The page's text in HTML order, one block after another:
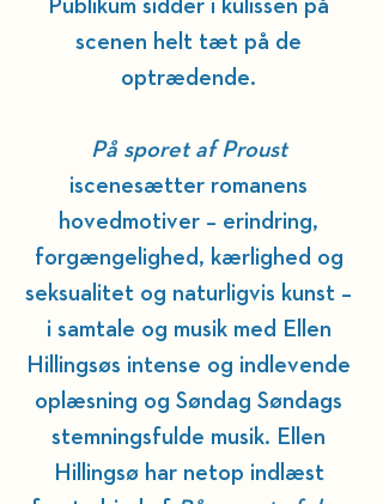
Publikum sidder i kulissen på
scenen helt tæt på de
optrædende.
På sporet af Proust
iscenesætter romanens
hovedmotiver – erindring,
forgængelighed, kærlighed og
seksualitet og naturligvis kunst –
i samtale og musik med Ellen
Hillingsøs intense og indlevende
oplæsning og Søndag Søndags
stemningsfulde musik. Ellen
Hillingsø har netop indlæst